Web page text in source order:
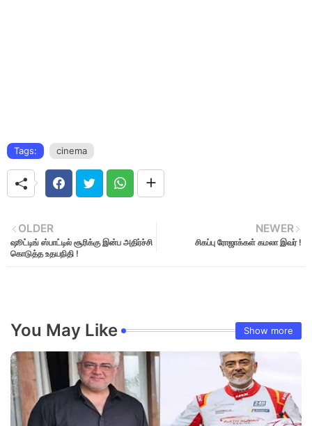
Tags: cinema
NEWER
சிகப்பு ரோஜாக்கள் கமலா இவர் !
OLDER
ஷூட்டிங் ஸ்பாட்டில் சூரிக்கு இன்ப அதிர்ச்சி
கொடுத்த உதயநிதி !
You May Like Show more